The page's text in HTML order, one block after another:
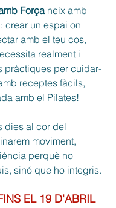
Força neix amb
crear un espai on
amb el teu cos,
realment i
pràctiques per cuidar-
receptes fàcils,
amb el Pilates!
dies al cor del
moviment,
perquè no
sinó que ho integris.
EL 19 D'ABRIL